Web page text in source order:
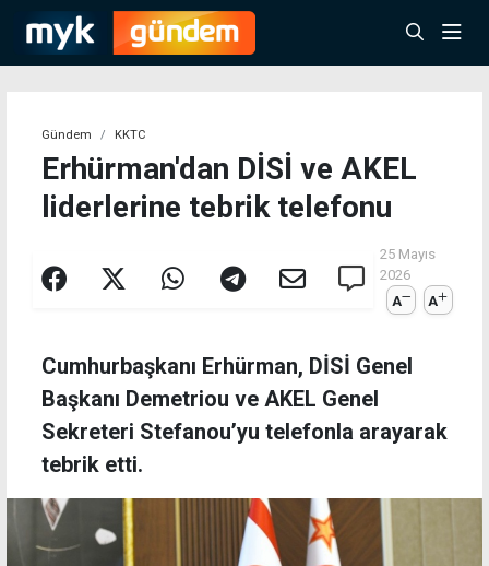
Gündem KKTC
Erhürman'dan DİSİ ve AKEL
liderlerine tebrik telefonu
25 Mayıs
2026
A
A
Cumhurbaşkanı Erhürman, DİSİ Genel
Başkanı Demetriou ve AKEL Genel
Sekreteri Stefanou’yu telefonla arayarak
tebrik etti.